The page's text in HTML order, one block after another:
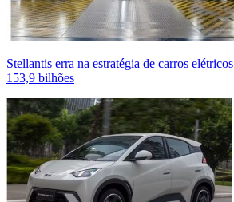
Stellantis erra na estratégia de carros
153,9 bilhões